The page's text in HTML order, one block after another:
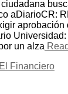
aDiarioCR:
aprobación
un alza